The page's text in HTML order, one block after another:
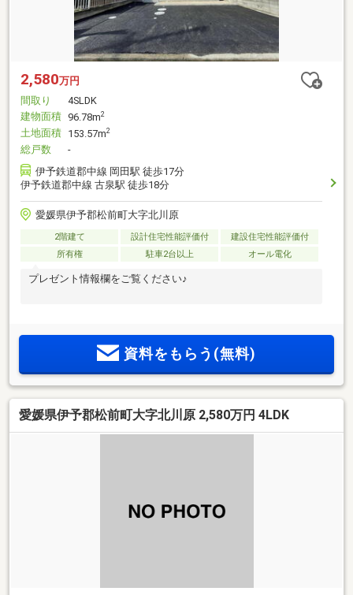
2,580万円
間取り
4SLDK
建物面積 96.78m2
土地面積 153.57m2
総戸数
-
伊予鉄道郡中線 岡田駅 徒歩17分
伊予鉄道郡中線 古泉駅 徒歩18分
愛媛県伊予郡松前町大字北川原
2階建て 設計住宅性能評価付
建設住宅性能評価付
所有権
駐車2台以上 オール電化
プレゼント情報欄をご覧ください♪
資料をもらう(無料)
愛媛県伊予郡松前町大字北川原 2,580万円 4LDK